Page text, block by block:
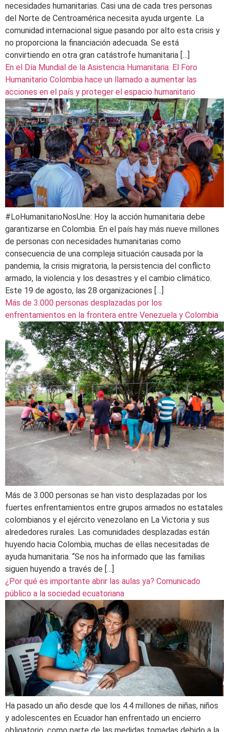
necesidades humanitarias. Casi una de cada tres personas
del Norte de Centroamérica necesita ayuda urgente. La
comunidad internacional sigue pasando por alto esta crisis y
no proporciona la financiación adecuada. Se está
convirtiendo en otra gran catástrofe humanitaria […]
En el Día Mundial de la Asistencia Humanitaria: El Foro
Humanitario Colombia hace un llamado a aumentar las
acciones en el país y proteger el espacio humanitario
#LoHumanitarioNosUne: Hoy la acción humanitaria debe
garantizarse en Colombia. En el país hay más nueve millones
de personas con necesidades humanitarias como
consecuencia de una compleja situación causada por la
pandemia, la crisis migratoria, la persistencia del conflicto
armado, la violencia y los desastres y el cambio climático.
Este 19 de agosto, las 28 organizaciones […]
Más de 3.000 personas desplazadas por los
enfrentamientos en la frontera entre Venezuela y Colombia
Más de 3.000 personas se han visto desplazadas por los
fuertes enfrentamientos entre grupos armados no estatales
colombianos y el ejército venezolano en La Victoria y sus
alrededores rurales. Las comunidades desplazadas están
huyendo hacia Colombia, muchas de ellas necesitadas de
ayuda humanitaria. “Se nos ha informado que las familias
siguen huyendo a través de […]
¿Por qué es importante abrir las aulas ya? Comunicado
público a la sociedad ecuatoriana
Ha pasado un año desde que los 4.4 millones de niñas, niños
y adolescentes en Ecuador han enfrentado un encierro